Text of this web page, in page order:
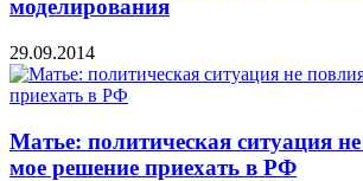
моделирования
29.09.2014
Матье: политическая ситуация
мое решение приехать в РФ